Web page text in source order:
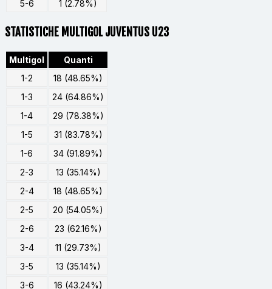
5-6
1 (2.78%)
STATISTICHE MULTIGOL JUVENTUS U23
Multigol
Quanti
1-2
18 (48.65%)
1-3
24 (64.86%)
1-4
29 (78.38%)
1-5
31 (83.78%)
1-6
34 (91.89%)
2-3
13 (35.14%)
2-4
18 (48.65%)
2-5
20 (54.05%)
2-6
23 (62.16%)
3-4
11 (29.73%)
3-5
13 (35.14%)
3-6
16 (43.24%)